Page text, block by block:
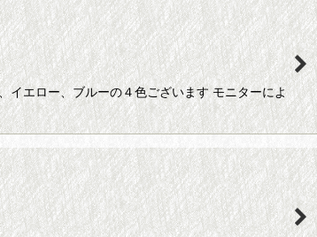
イエロー、ブルーの４色ございます モニターによ